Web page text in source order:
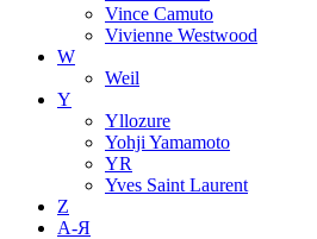
Vince Camuto
Vivienne Westwood
W
Weil
Y
Yllozure
Yohji Yamamoto
YR
Yves Saint Laurent
Z
А-Я